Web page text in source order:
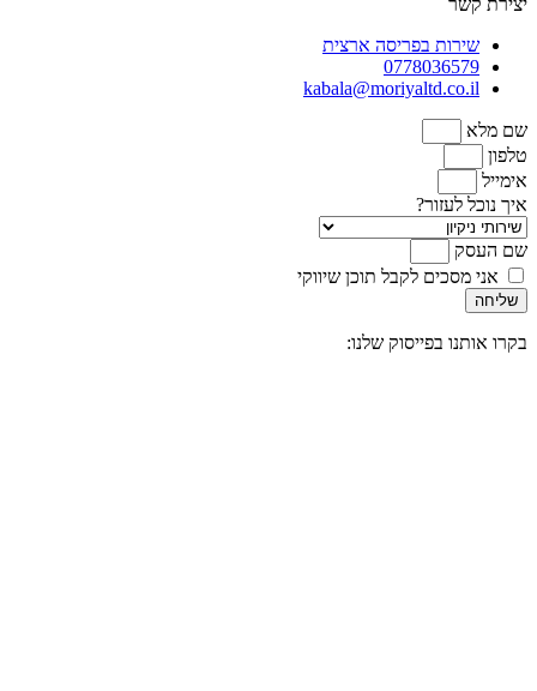
שירות בפריסה ארצית
0778036579
kabala@moriyaltd.co.il
שם מלא
טלפון
אימייל
איך נוכל לעזור?
שם העסק
אני מסכים לקבל תוכן שיווקי
שליחה
בקרו אותנו בפייסוק שלנו: